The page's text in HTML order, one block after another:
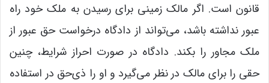
قانون است. اگر مالک زمینی برای رسیدن به ملک خود راه
عبور نداشته باشد، می‌تواند از دادگاه درخواست حق عبور از
ملک مجاور را بکند. دادگاه در صورت احراز شرایط، چنین
حقی را برای مالک در نظر می‌گیرد و او را ذی‌حق در استفاده